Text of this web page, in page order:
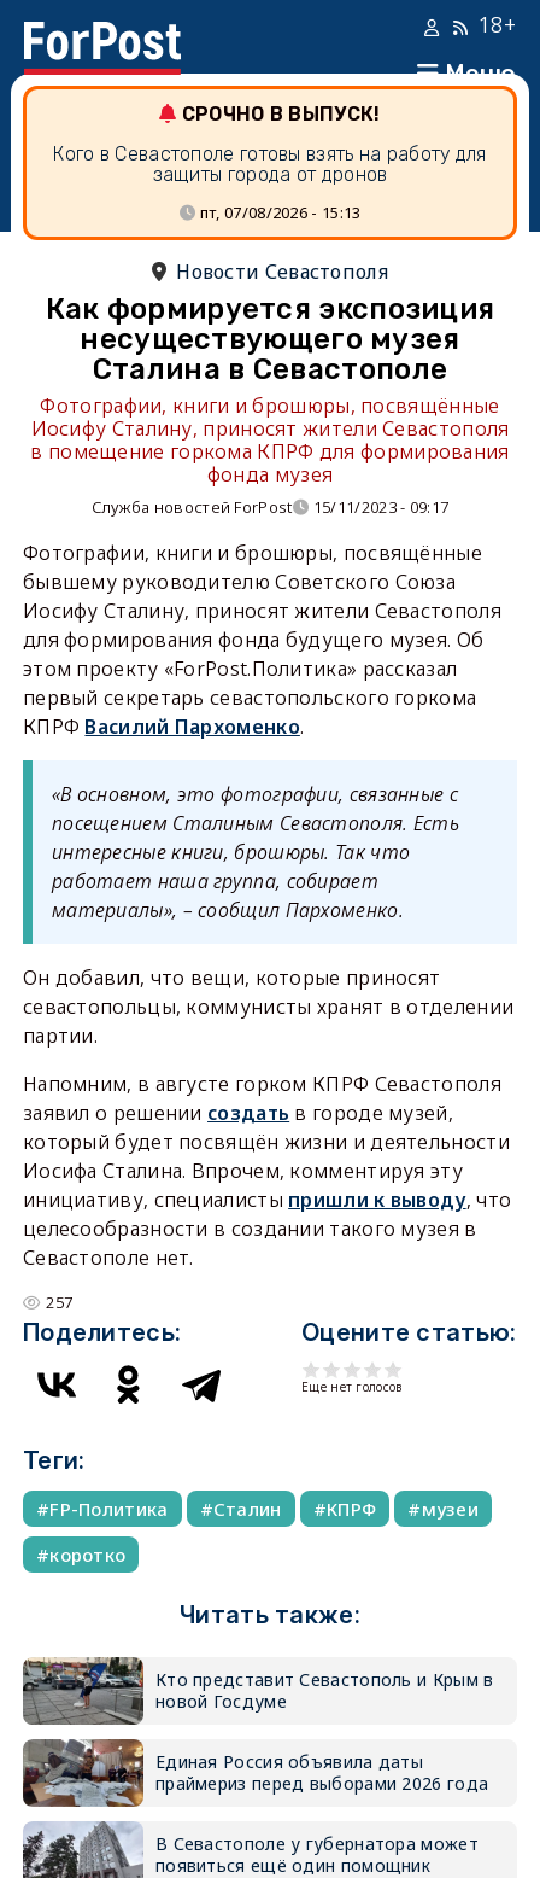
Меню
18+
СРОЧНО В ВЫПУСК!
Кого в Севастополе готовы взять на работу для
защиты города от дронов
пт, 07/08/2026 - 15:13
Новости Севастополя
Как формируется экспозиция
несуществующего музея
Сталина в Севастополе
Фотографии, книги и брошюры, посвящённые
Иосифу Сталину, приносят жители Севастополя
в помещение горкома КПРФ для формирования
фонда музея
Служба новостей ForPost 15/11/2023 - 09:17
Фотографии, книги и брошюры, посвящённые
бывшему руководителю Советского Союза
Иосифу Сталину, приносят жители Севастополя
для формирования фонда будущего музея. Об
этом проекту «ForPost.Политика» рассказал
первый секретарь севастопольского горкома
КПРФ Василий Пархоменко.
«В основном, это фотографии, связанные с
посещением Сталиным Севастополя. Есть
интересные книги, брошюры. Так что
работает наша группа, собирает
материалы», – сообщил Пархоменко.
Он добавил, что вещи, которые приносят
севастопольцы, коммунисты хранят в отделении
партии.
Напомним, в августе горком КПРФ Севастополя
заявил о решении создать в городе музей,
который будет посвящён жизни и деятельности
Иосифа Сталина. Впрочем, комментируя эту
инициативу, специалисты пришли к выводу, что
целесообразности в создании такого музея в
Севастополе нет.
257
Поделитесь: Оцените статью:
Еще нет голосов
Теги:
FP-Политика Сталин КПРФ
музеи
коротко
Читать также:
Кто представит Севастополь и Крым в
новой Госдуме
Единая Россия объявила даты
праймериз перед выборами 2026 года
В Севастополе у губернатора может
появиться ещё один помощник